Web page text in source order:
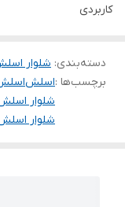
کاربردی
دسته‌بندی: شلوار
برچسب‌ها :اسلش
شلوار
شلوار